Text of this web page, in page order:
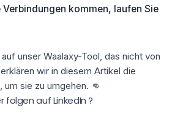
kommen, laufen Sie
unser Waalaxy-Tool, das nicht von
wir in diesem Artikel die
sie zu umgehen. 👊
auf LinkedIn ?